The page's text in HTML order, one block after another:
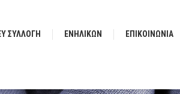
ΣΥΛΛΟΓΗ ΕΝΗΛΙΚΩΝ ΕΠΙΚΟΙΝΩΝΊΑ